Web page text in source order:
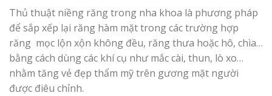
Thủ thuật niềng răng trong nha khoa là phương pháp
để sắp xếp lại răng hàm mặt trong các trường hợp
răng mọc lộn xộn không đều, răng thưa hoặc hô, chìa…
bằng cách dùng các khí cụ như mắc cài, thun, lò xo…
nhằm tăng vẻ đẹp thẩm mỹ trên gương mặt người
được điêu chỉnh.